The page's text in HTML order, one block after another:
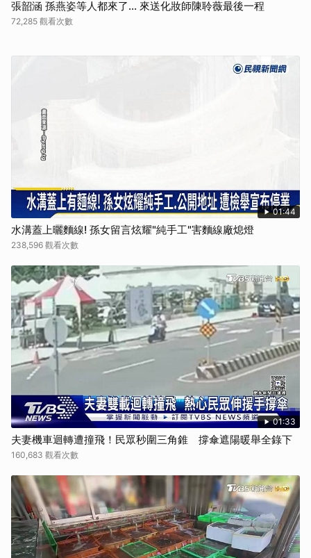
張韶涵 孫燕姿等人都來了... 來送化妝師陳聆薇最後一程
72,285 觀看次數
01:44
水溝蓋上曬麵線! 孫女留言炫耀"純手工"害麵線廠熄燈
238,596 觀看次數
01:33
夫妻機車迴轉遭撞飛！民眾秒圍三角錐 撐傘遮陽暖舉全錄下
160,683 觀看次數